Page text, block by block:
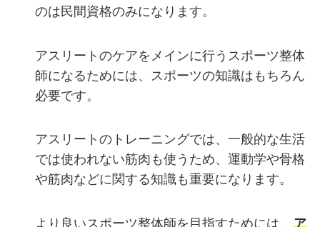
のは民間資格のみになります。
アスリートのケアをメインに行うスポーツ整体
師になるためには、スポーツの知識はもちろん
必要です。
アスリートのトレーニングでは、一般的な生活
では使われない筋肉も使うため、運動学や骨格
や筋肉などに関する知識も重要になります。
より良いスポーツ整体師を目指すためには、 ア